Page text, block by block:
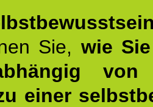
Sie, wie
von
einer